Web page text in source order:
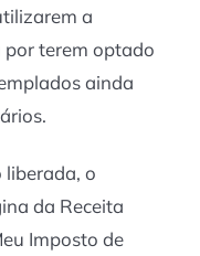
a
por terem optado
ainda
liberada, o
da Receita
Imposto de